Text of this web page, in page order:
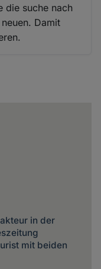
die suche nach
Damit
in der
mit beiden